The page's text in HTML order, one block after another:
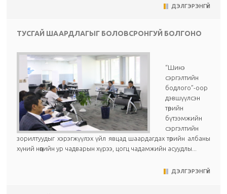
ДЭЛГЭРЭНГҮЙ
ТУСГАЙ ШААРДЛАГЫГ БОЛОВСРОНГУЙ БОЛГОНО
“Шинэ
сэргэлтийн
бодлого”-оор
дэвшүүлсэн
төрийн
бүтээмжийн
сэргэлтийн
зорилтуудыг хэрэгжүүлэх үйл явцад шаардагдах төрийн албаны
хүний нөөцийн ур чадварын хүрээ, цогц чадамжийн асуудлы...
ДЭЛГЭРЭНГҮЙ